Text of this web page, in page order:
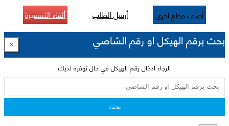
أضف قطع اخرى أرسل الطلب ألغاء التسعيرة
بحث برقم الهيكل او رقم الشاصي ×
الرجاء ادخال رقم الهيكل في حال توفره لديك
بحث